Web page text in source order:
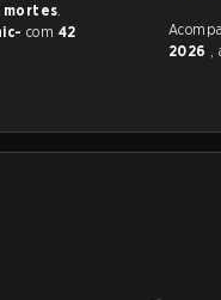
mortes.
com 42
2026